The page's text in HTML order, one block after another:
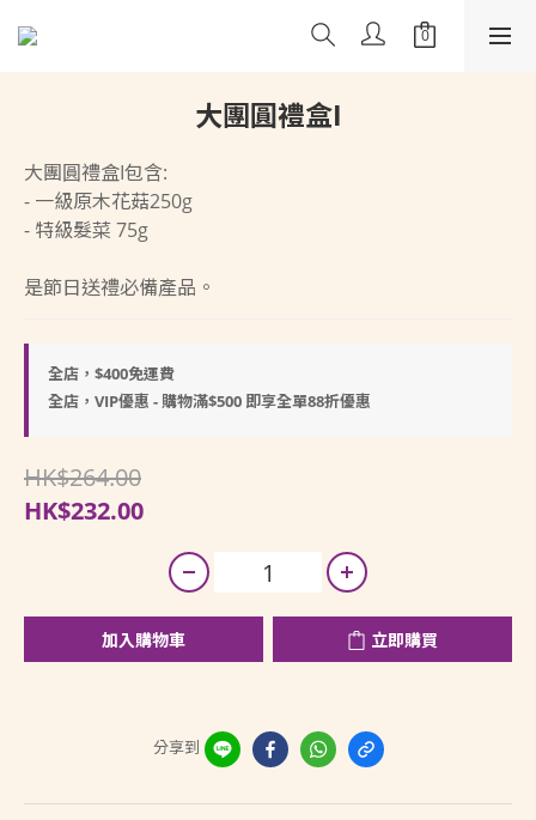
大團圓禮盒I
大團圓禮盒I包含:
- 一級原木花菇250g
- 特級髮菜 75g
是節日送禮必備產品。
全店，$400免運費
全店，VIP優惠 - 購物滿$500 即享全單88折優惠
HK$264.00
HK$232.00
加入購物車 立即購買
分享到